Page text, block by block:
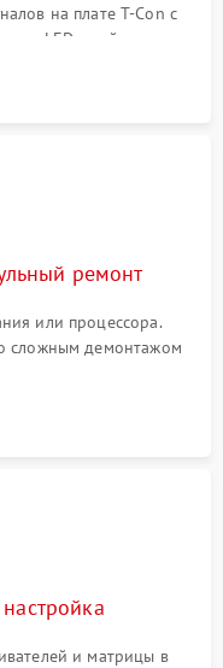
на плате T-Con с
LED-драйвера и
мультиметром.
ремонт
или процессора.
сложным демонтажом
дорожек,
EEPROM
и матрицы в